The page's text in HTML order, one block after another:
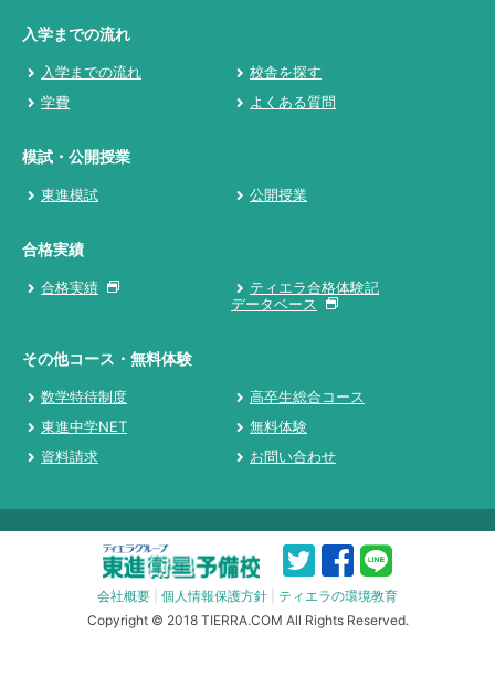
入学までの流れ
入学までの流れ
校舎を探す
学費
よくある質問
模試・公開授業
東進模試 公開授業
合格実績
合格実績
ティエラ合格体験記
データベース
その他コース・無料体験
数学特待制度
高卒生総合コース
東進中学NET
無料体験
資料請求
お問い合わせ
会社概要 個人情報保護方針
ティエラの環境教育
Copyright © 2018 TIERRA.COM All Rights Reserved.